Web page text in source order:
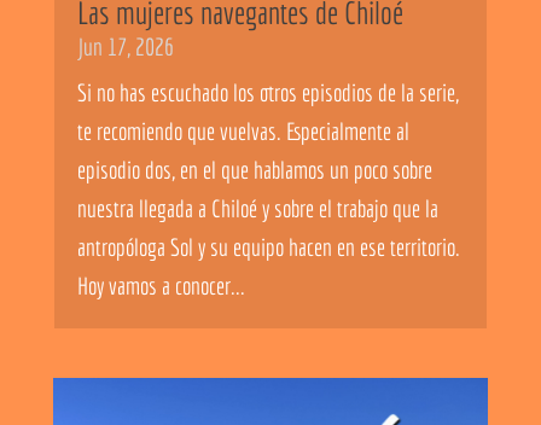
Las mujeres navegantes de Chiloé
Jun 17, 2026
Si no has escuchado los otros episodios de la serie,
te recomiendo que vuelvas. Especialmente al
episodio dos, en el que hablamos un poco sobre
nuestra llegada a Chiloé y sobre el trabajo que la
antropóloga Sol y su equipo hacen en ese territorio.
Hoy vamos a conocer...